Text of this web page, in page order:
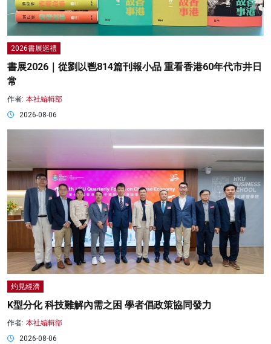
2026書展巡禮
書展2026｜從劉以鬯814篇刊報小品 重看香港60年代市井日
常
作者: 本社編輯部
2026-08-06
灼見經濟
K型分化 科技難解內需之困 學者倡政策協同發力
作者: 本社編輯部
2026-08-06